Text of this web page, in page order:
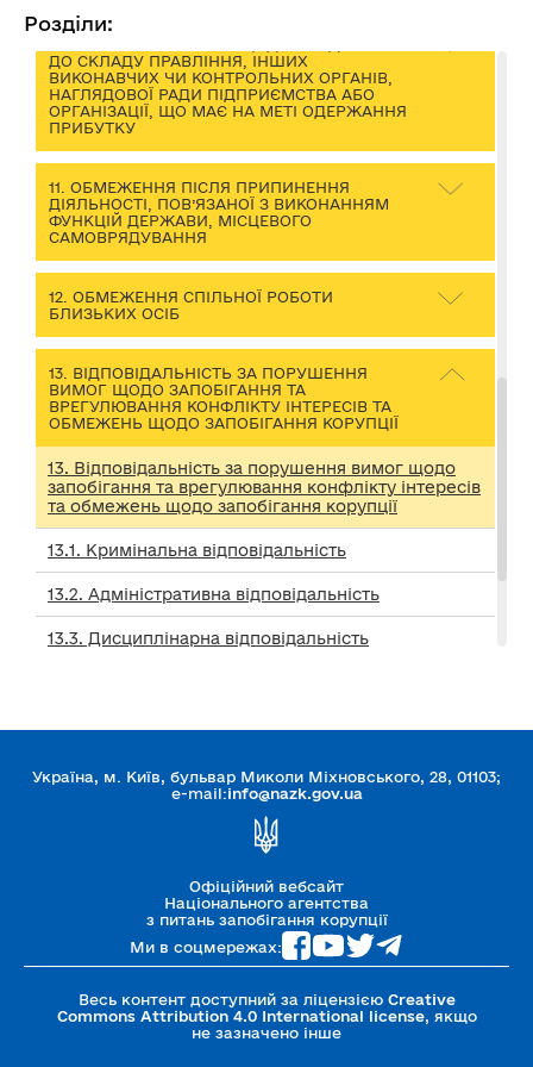
Розділи:
ДО СКЛАДУ ПРАВЛІННЯ, ІНШИХ
ВИКОНАВЧИХ ЧИ КОНТРОЛЬНИХ ОРГАНІВ,
НАГЛЯДОВОЇ РАДИ ПІДПРИЄМСТВА АБО
ОРГАНІЗАЦІЇ, ЩО МАЄ НА МЕТІ ОДЕРЖАННЯ
ПРИБУТКУ
11. ОБМЕЖЕННЯ ПІСЛЯ ПРИПИНЕННЯ
ДІЯЛЬНОСТІ, ПОВ’ЯЗАНОЇ З ВИКОНАННЯМ
ФУНКЦІЙ ДЕРЖАВИ, МІСЦЕВОГО
САМОВРЯДУВАННЯ
12. ОБМЕЖЕННЯ СПІЛЬНОЇ РОБОТИ
БЛИЗЬКИХ ОСІБ
13. ВІДПОВІДАЛЬНІСТЬ ЗА ПОРУШЕННЯ
ВИМОГ ЩОДО ЗАПОБІГАННЯ ТА
ВРЕГУЛЮВАННЯ КОНФЛІКТУ ІНТЕРЕСІВ ТА
ОБМЕЖЕНЬ ЩОДО ЗАПОБІГАННЯ КОРУПЦІЇ
13. Відповідальність за порушення вимог щодо
запобігання та врегулювання конфлікту інтересів
та обмежень щодо запобігання корупції
13.1. Кримінальна відповідальність
13.2. Адміністративна відповідальність
13.3. Дисциплінарна відповідальність
Додатки:
14. ПРИКЛАДИ ПРАКТИЧНОГО
ЗАСТОСУВАННЯ ВИМОГ ЗАКОНУ
Україна, м. Київ, бульвар Миколи Міхновського, 28, 01103;
e-mail:info@nazk.gov.ua
Офіційний вебсайт
Національного агентства
з питань запобігання корупції
Ми в соцмережах:
Весь контент доступний за ліцензією Creative
Commons Attribution 4.0 International license, якщо
не зазначено інше